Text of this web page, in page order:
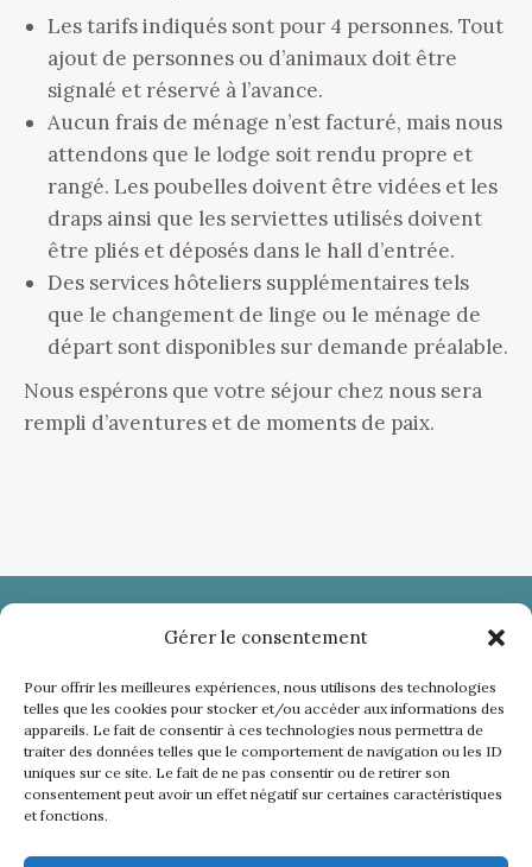
Gérer le consentement
Pour offrir les meilleures expériences, nous utilisons des technologies
telles que les cookies pour stocker et/ou accéder aux informations des
appareils. Le fait de consentir à ces technologies nous permettra de
traiter des données telles que le comportement de navigation ou les ID
uniques sur ce site. Le fait de ne pas consentir ou de retirer son
consentement peut avoir un effet négatif sur certaines caractéristiques
et fonctions.
Les tarifs indiqués sont pour 4 personnes. Tout
ajout de personnes ou d’animaux doit être
signalé et réservé à l’avance.
Aucun frais de ménage n’est facturé, mais nous
attendons que le lodge soit rendu propre et
rangé. Les poubelles doivent être vidées et les
draps ainsi que les serviettes utilisés doivent
être pliés et déposés dans le hall d’entrée.
Des services hôteliers supplémentaires tels
que le changement de linge ou le ménage de
départ sont disponibles sur demande préalable.
Nous espérons que votre séjour chez nous sera
rempli d’aventures et de moments de paix.
2182 Impasse des Blancs
07150 Bessas
06 63 93 03 33 thebearmountainlodges@gmail.com
Trouvez nous sur :